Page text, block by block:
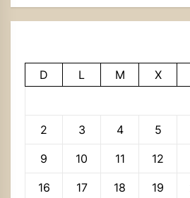
D L M X
2 3 4 5
9 10 11 12
16 17 18 19